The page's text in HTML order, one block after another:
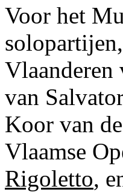
Voor het
van
Koor van
Vlaamse
Rigoletto,